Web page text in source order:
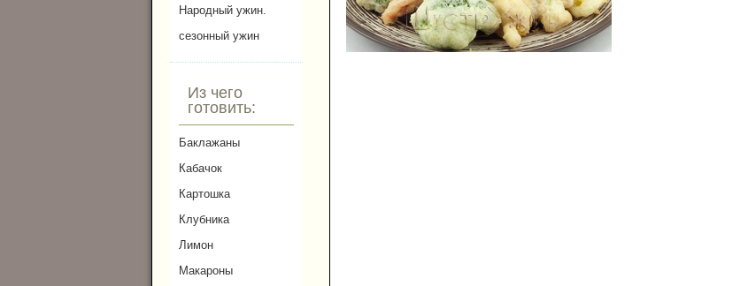
Народный ужин.
сезонный ужин
Из чего
готовить:
Баклажаны
Кабачок
Картошка
Клубника
Лимон
Макароны